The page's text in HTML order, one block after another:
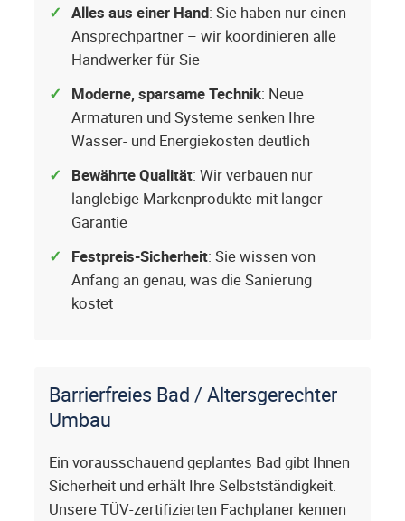
Alles aus einer Hand: Sie haben nur einen
Ansprechpartner – wir koordinieren alle
Handwerker für Sie
Moderne, sparsame Technik: Neue
Armaturen und Systeme senken Ihre
Wasser- und Energiekosten deutlich
Bewährte Qualität: Wir verbauen nur
langlebige Markenprodukte mit langer
Garantie
Festpreis-Sicherheit: Sie wissen von
Anfang an genau, was die Sanierung
kostet
Barrierfreies Bad / Altersgerechter
Umbau
Ein vorausschauend geplantes Bad gibt Ihnen
Sicherheit und erhält Ihre Selbstständigkeit.
Unsere TÜV-zertifizierten Fachplaner kennen